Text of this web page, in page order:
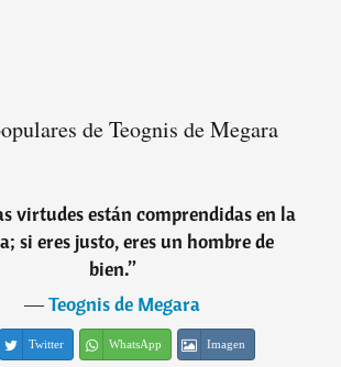
de Teognis de Megara
virtudes están comprendidas en la
si eres justo, eres un hombre de
bien.”
―Teognis de Megara
Twitter WhatsApp Imagen